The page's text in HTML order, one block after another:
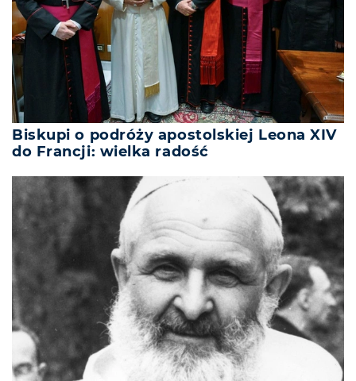
Biskupi o podróży apostolskiej Leona XIV
do Francji: wielka radość